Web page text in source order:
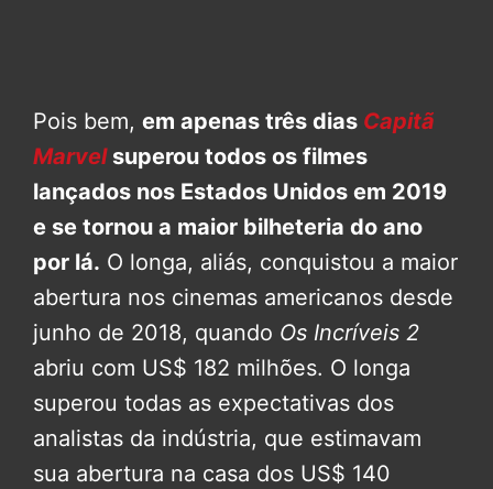
Pois bem, em apenas três dias Capitã
Marvelsuperou todos os filmes
lançados nos Estados Unidos em 2019
e se tornou a maior bilheteria do ano
por lá. O longa, aliás, conquistou a maior
abertura nos cinemas americanos desde
junho de 2018, quando Os Incríveis 2
abriu com US$ 182 milhões. O longa
superou todas as expectativas dos
analistas da indústria, que estimavam
sua abertura na casa dos US$ 140